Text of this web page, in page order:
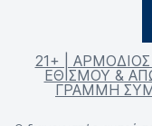
21+ |
ΕΘΙΣΜΟΥ &
ΓΡΑΜΜΗ